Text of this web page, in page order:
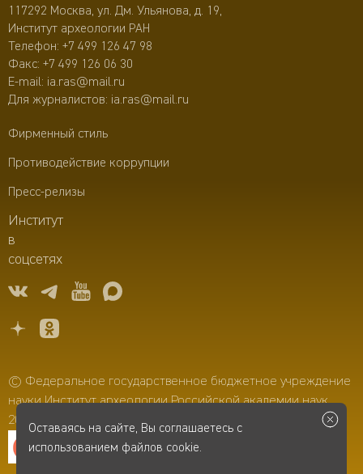
117292 Москва, ул. Дм. Ульянова, д. 19,
Институт археологии РАН
Телефон: +7 499 126 47 98
Факс: +7 499 126 06 30
E-mail: ia.ras@mail.ru
Для журналистов: ia.ras@mail.ru
Фирменный стиль
Противодействие коррупции
Пресс-релизы
Институт
в
соцсетях
© Федеральное государственное бюджетное учреждение
науки Институт археологии Российской академии наук,
2006–2026
Оставаясь на сайте, Вы соглашаетесь с
использованием файлов cookie.